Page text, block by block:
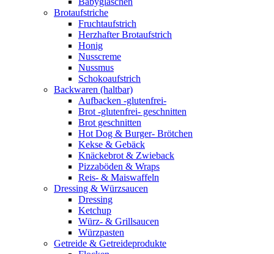
Brotaufstriche
Fruchtaufstrich
Herzhafter Brotaufstrich
Honig
Nusscreme
Nussmus
Schokoaufstrich
Backwaren (haltbar)
Aufbacken -glutenfrei-
Brot -glutenfrei- geschnitten
Brot geschnitten
Hot Dog & Burger- Brötchen
Kekse & Gebäck
Knäckebrot & Zwieback
Pizzaböden & Wraps
Reis- & Maiswaffeln
Dressing & Würzsaucen
Dressing
Ketchup
Würz- & Grillsaucen
Würzpasten
Getreide & Getreideprodukte